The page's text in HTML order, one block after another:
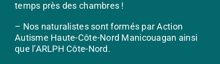
temps près des chambres !
– Nos naturalistes sont formés par Action
Autisme Haute-Côte-Nord Manicouagan ainsi
que l’ARLPH Côte-Nord.